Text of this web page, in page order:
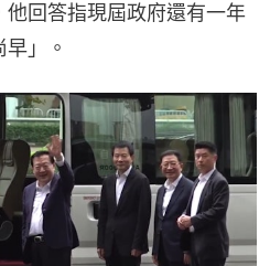
回答指現屆政府還有一年
」。